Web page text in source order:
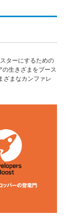
ターにするための
生きざまをブース
ざまなカンファレ